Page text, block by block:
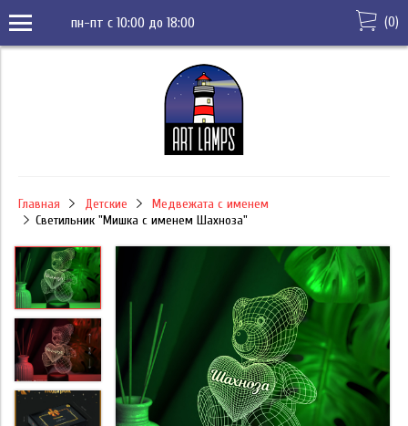
пн-пт с 10:00 до 18:00 (0)
Главная Детские
Медвежата с именем
Светильник "Мишка с именем Шахноза"